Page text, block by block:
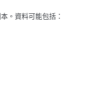
。資料可能包括：